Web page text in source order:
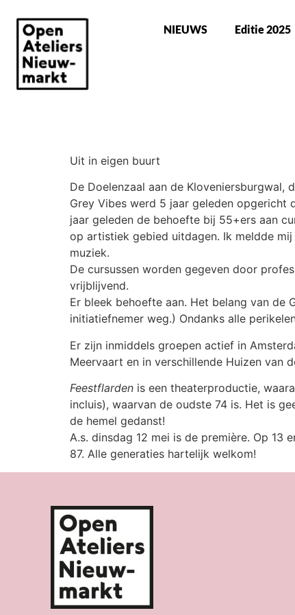
NIEUWS Editie 2025
Uit in eigen buurt
De Doelenzaal aan de Kloveniersburgwal,
Grey Vibes werd 5 jaar geleden opgericht
jaar geleden de behoefte bij 55+ers aan
op artistiek gebied uitdagen. Ik meldde
muziek.
De cursussen worden gegeven door
vrijblijvend.
Er bleek behoefte aan. Het belang van de
initiatiefnemer weg.) Ondanks alle
Er zijn inmiddels groepen actief in
Meervaart en in verschillende Huizen van
Feestflarden is een theaterproductie,
incluis), waarvan de oudste 74 is. Het is
de hemel gedanst!
A.s. dinsdag 12 mei is de première. Op 13
87. Alle generaties hartelijk welkom!